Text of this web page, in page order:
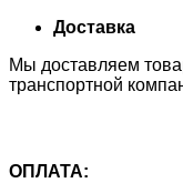
Доставка
Мы доставляем
транспортной
ОПЛАТА: